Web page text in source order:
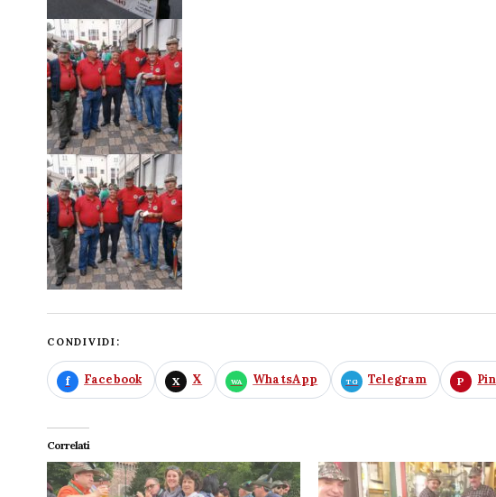
CONDIVIDI:
Facebook X WhatsApp Telegram
Correlati